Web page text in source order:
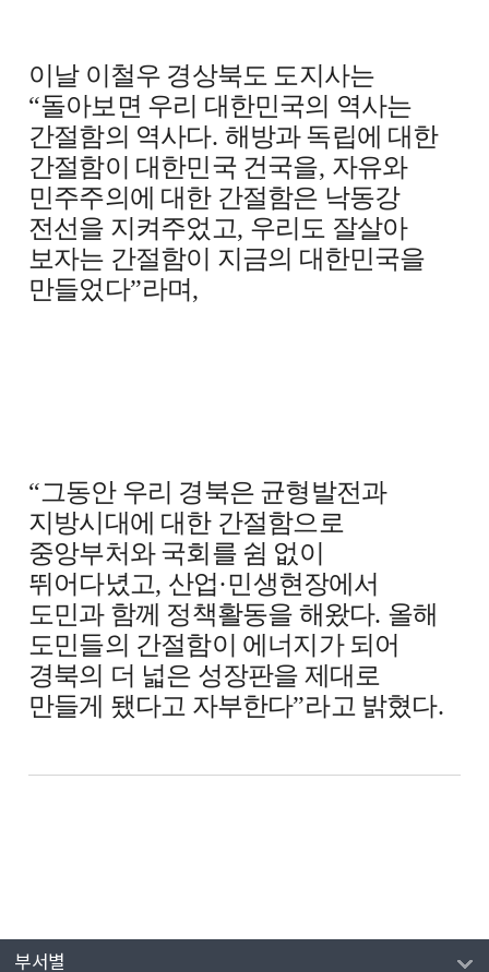
이날 이철우 경상북도 도지사는
“돌아보면 우리 대한민국의 역사는
간절함의 역사다. 해방과 독립에 대한
간절함이 대한민국 건국을, 자유와
민주주의에 대한 간절함은 낙동강
전선을 지켜주었고, 우리도 잘살아
보자는 간절함이 지금의 대한민국을
만들었다”라며,
“그동안 우리 경북은 균형발전과
지방시대에 대한 간절함으로
중앙부처와 국회를 쉼 없이
뛰어다녔고, 산업·민생현장에서
도민과 함께 정책활동을 해왔다. 올해
도민들의 간절함이 에너지가 되어
경북의 더 넓은 성장판을 제대로
만들게 됐다고 자부한다”라고 밝혔다.
부서별